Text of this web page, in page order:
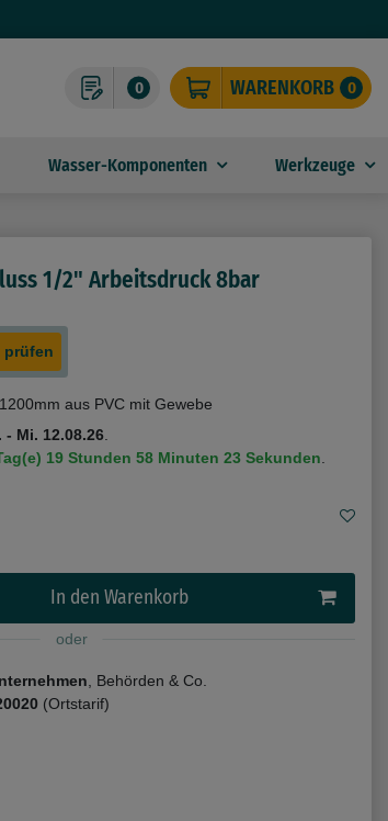
0 WARENKORB 0
Wasser-Komponenten Werkzeuge
1/2" Arbeitsdruck 8bar
prüfen
aus PVC mit Gewebe
- Mi. 12.08.26.
19 Stunden 58 Minuten 23 Sekunden.
In den Warenkorb
oder
, Behörden & Co.
(Ortstarif)